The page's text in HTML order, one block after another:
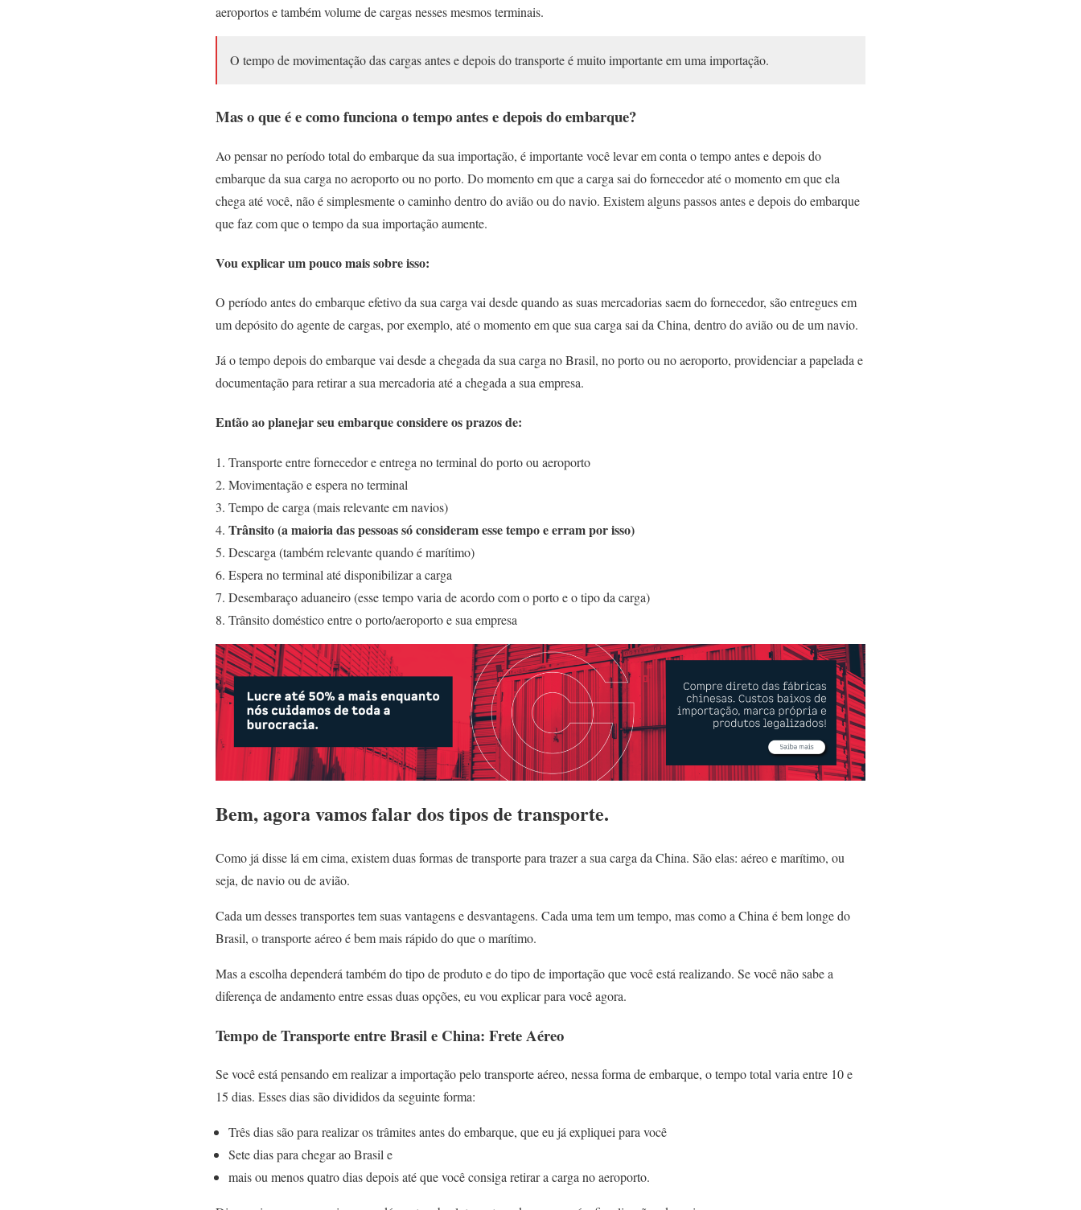
aeroportos e também volume de cargas nesses mesmos terminais.
O tempo de movimentação das cargas antes e depois do transporte é muito importante em uma importação.
Mas o que é e como funciona o tempo antes e depois do embarque?
Ao pensar no período total do embarque da sua importação, é importante você levar em conta o tempo antes e depois do
embarque da sua carga no aeroporto ou no porto. Do momento em que a carga sai do fornecedor até o momento em que ela
chega até você, não é simplesmente o caminho dentro do avião ou do navio. Existem alguns passos antes e depois do embarque
que faz com que o tempo da sua importação aumente.
Vou explicar um pouco mais sobre isso:
O períodoantes do embarqueefetivo da sua carga vai desde quando as suas mercadorias saem do fornecedor, são entregues em
um depósito do agente de cargas, por exemplo, até o momento em que sua carga sai da China, dentro do avião ou de um navio.
Já o tempodepois do embarquevai desde a chegada da sua carga no Brasil, no porto ou no aeroporto, providenciar a papelada e
documentação para retirar a sua mercadoria até a chegada a sua empresa.
Então ao planejar seu embarque considere os prazos de:
Transporte entre fornecedor e entrega no terminal do porto ou aeroporto
Movimentação e espera no terminal
Tempo de carga (mais relevante em navios)
Trânsito (a maioria das pessoas só consideram esse tempo e erram por isso)
Descarga (também relevante quando é marítimo)
Espera no terminal até disponibilizar a carga
Desembaraço aduaneiro (esse tempo varia de acordo com o porto e o tipo da carga)
Trânsito doméstico entre o porto/aeroporto e sua empresa
Bem, agora vamos falar dos tipos de transporte.
Como já disse lá em cima, existem duas formas de transporte para trazer a sua carga da China. São elas: aéreo e marítimo, ou
seja, de navio ou de avião.
Cada um desses transportes tem suas vantagens e desvantagens. Cada uma tem um tempo, mas como a China é bem longe do
Brasil, o transporte aéreo é bem mais rápido do que o marítimo.
Mas a escolha dependerá também do tipo de produto e do tipo de importação que você está realizando. Se você não sabe a
diferença de andamento entre essas duas opções, eu vou explicar para você agora.
Tempo de Transporte entre Brasil e China: Frete Aéreo
Se você está pensando em realizar a importação pelo transporte aéreo, nessa forma de embarque, o tempo total varia entre 10 e
15 dias. Esses dias são divididos da seguinte forma:
Três dias são para realizar os trâmites antes do embarque, que eu já expliquei para você
Sete dias para chegar ao Brasil e
mais ou menos quatro dias depois até que você consiga retirar a carga no aeroporto.